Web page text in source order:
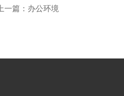
上一篇：办公环境